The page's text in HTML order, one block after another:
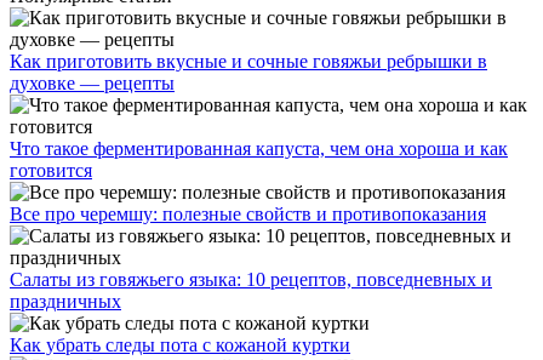
Как приготовить вкусные и сочные говяжьи ребрышки в
духовке — рецепты
Что такое ферментированная капуста, чем она хороша и как
готовится
Все про черемшу: полезные свойств и противопоказания
Салаты из говяжьего языка: 10 рецептов, повседневных и
праздничных
Как убрать следы пота с кожаной куртки